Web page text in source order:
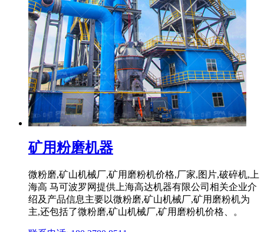
矿用粉磨机器
微粉磨,矿山机械厂,矿用磨粉机价格,厂家,图片,破碎机,上
海高 马可波罗网提供上海高达机器有限公司相关企业介
绍及产品信息主要以微粉磨,矿山机械厂,矿用磨粉机为
主,还包括了微粉磨,矿山机械厂,矿用磨粉机价格、。